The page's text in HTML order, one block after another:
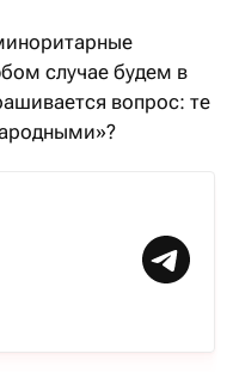
случае будем в
вопрос: те